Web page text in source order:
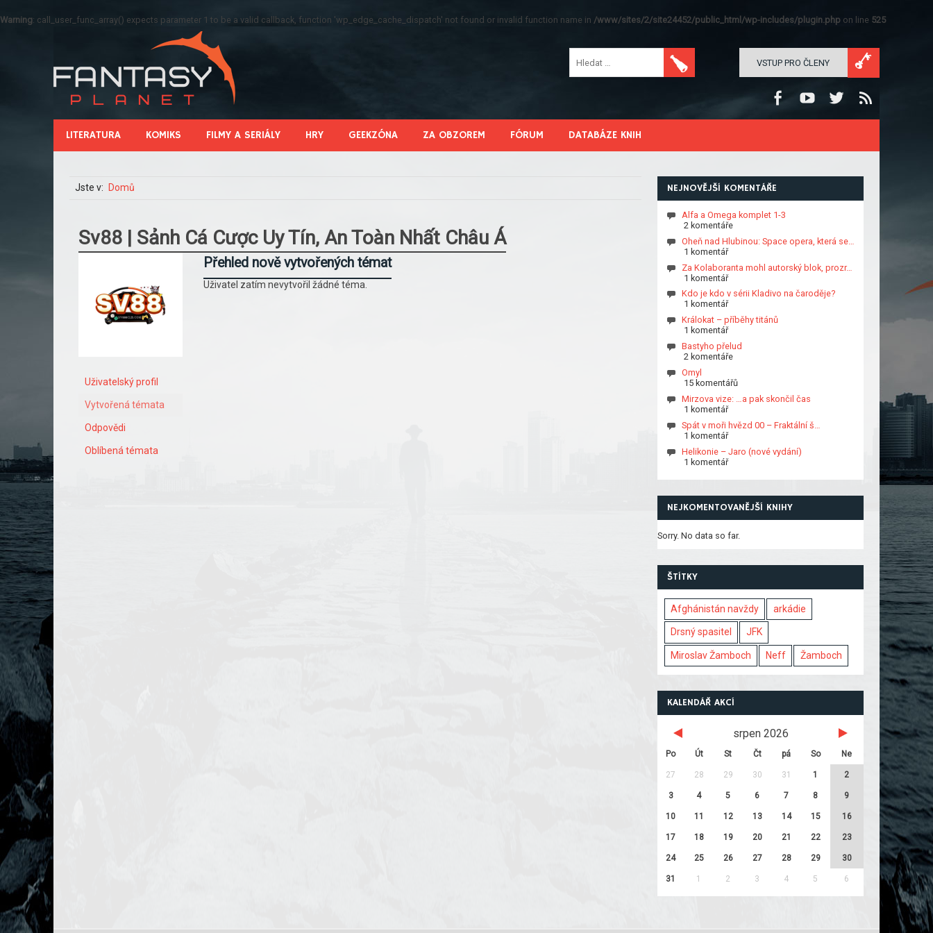
Warning: call_user_func_array() expects parameter 1 to be a valid callback, function 'wp_edge_cache_dispatch' not found or invalid function name in /www/sites/2/site24452/public_html/wp-includes/plugin.php on line 525
VSTUP PRO ČLENY
LITERATURA KOMIKS FILMY A SERIÁLY HRY GEEKZÓNA ZA OBZOREM FÓRUM DATABÁZE KNIH
Jste v: Domů
Sv88 | Sảnh Cá Cược Uy Tín, An Toàn Nhất Châu Á
Uživatelský profil
Vytvořená témata
Odpovědi
Oblíbená témata
Přehled nově vytvořených témat
Uživatel zatím nevytvořil žádné téma.
NEJNOVĚJŠÍ KOMENTÁŘE
Alfa a Omega komplet 1-3
2 komentáře
Oheň nad Hlubinou: Space opera, která se…
1 komentář
Za Kolaboranta mohl autorský blok, prozr…
1 komentář
Kdo je kdo v sérii Kladivo na čaroděje?
1 komentář
Králokat – příběhy titánů
1 komentář
Bastyho přelud
2 komentáře
Omyl
15 komentářů
Mirzova vize: …a pak skončil čas
1 komentář
Spát v moři hvězd 00 – Fraktální š…
1 komentář
Helikonie – Jaro (nové vydání)
1 komentář
NEJKOMENTOVANĚJŠÍ KNIHY
Sorry. No data so far.
ŠTÍTKY
Afghánistán navždy arkádie
Drsný spasitel JFK
Miroslav Žamboch Neff Žamboch
KALENDÁŘ AKCÍ
srpen 2026
Po Út St Čt pá So Ne
27 28 29 30 31 1 2
3 4 5 6 7 8 9
10 11 12 13 14 15 16
17 18 19 20 21 22 23
24 25 26 27 28 29 30
31 1 2 3 4 5 6